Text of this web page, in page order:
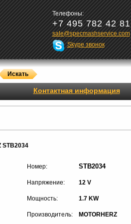
Телефоны:
+7 495 782 42 81
sale@specmashservice.com
Skype звонок
Контактная информация
STB2034
Номер: STB2034
Напряжение: 12 V
Мощность: 1.7 KW
Производитель: MOTORHERZ